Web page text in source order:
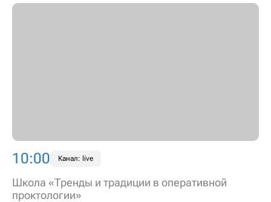
10:00 Канал: live
Школа «Тренды и традиции в оперативной
проктологии»